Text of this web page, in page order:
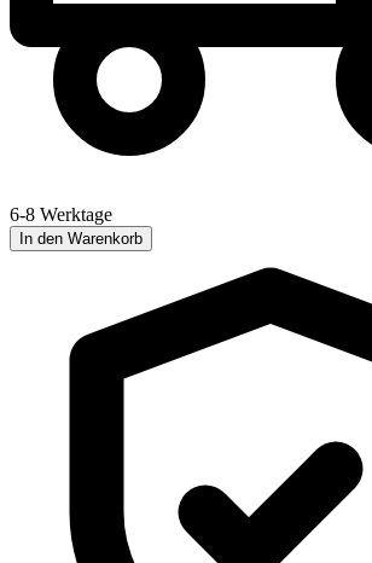
6-8 Werktage
In den Warenkorb